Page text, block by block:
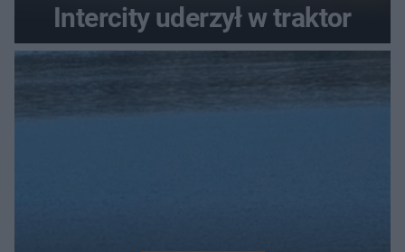
Intercity uderzył w traktor